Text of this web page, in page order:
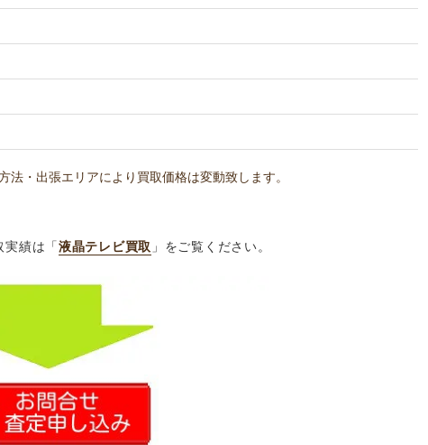
・出張エリアにより買取価格は変動致します。
績は「 液晶テレビ買取 」をご覧ください。